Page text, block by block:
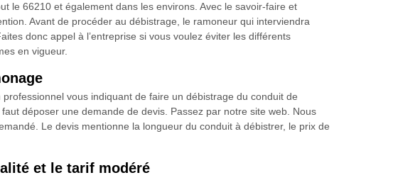
le 66210 et également dans les environs. Avec le savoir-faire et
Avant de procéder au débistrage, le ramoneur qui interviendra
donc appel à l’entreprise si vous voulez éviter les différents
en vigueur.
vous indiquant de faire un débistrage du conduit de
déposer une demande de devis. Passez par notre site web. Nous
Le devis mentionne la longueur du conduit à débistrer, le prix de
et le tarif modéré